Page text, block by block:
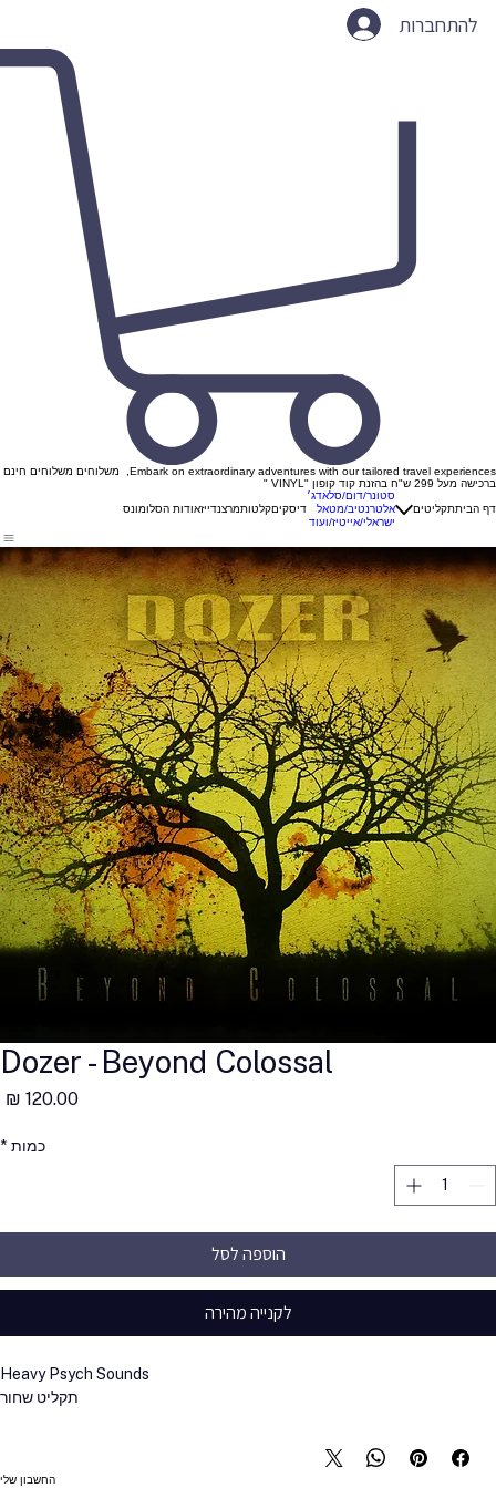
להתחברות
Embark on extraordinary adventures with our tailored travel experiences, משלוחים משלוחים חינם
ברכישה מעל 299 ש"ח בהזנת קוד קופון "VINYL "
דף הביתתקליטים
סטונר/דום/סלאדג׳
אלטרנטיב/מטאל
ישראלי/אייטיז/ועוד
דיסקיםקלטותמרצנדייזאודות הסלומונס
Dozer - Beyond Colossal
כמות *
הוספה לסל
לקנייה מהירה
Heavy Psych Sounds
תקליט שחור
החשבון שלי